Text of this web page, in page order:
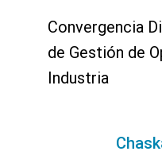
Convergencia
de Gestión de
Industria